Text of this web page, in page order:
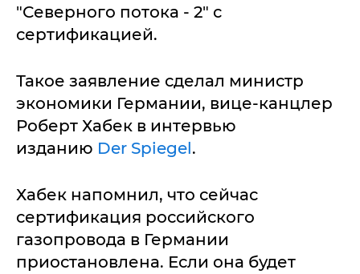
"Северного потока - 2" с
сертификацией.
Такое заявление сделал министр
экономики Германии, вице-канцлер
Роберт Хабек в интервью
изданию Der Spiegel.
Хабек напомнил, что сейчас
сертификация российского
газопровода в Германии
приостановлена. Если она будет